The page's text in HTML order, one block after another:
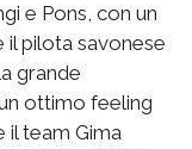
e Pons, con un
il pilota savonese
grande
ottimo feeling
il team Gima